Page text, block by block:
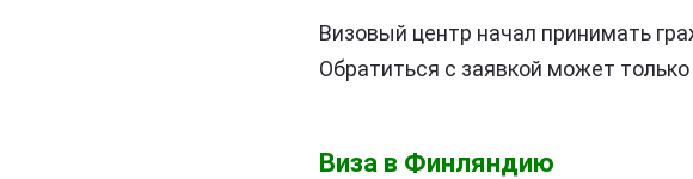
Визовый центр начал принимать
Обратиться с заявкой может
Виза в Финляндию